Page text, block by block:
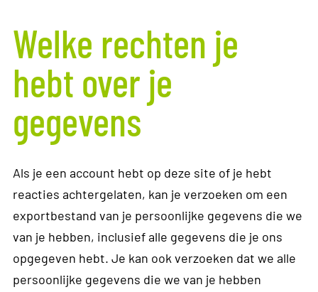
Welke rechten je
hebt over je
gegevens
Als je een account hebt op deze site of je hebt
reacties achtergelaten, kan je verzoeken om een
exportbestand van je persoonlijke gegevens die we
van je hebben, inclusief alle gegevens die je ons
opgegeven hebt. Je kan ook verzoeken dat we alle
persoonlijke gegevens die we van je hebben